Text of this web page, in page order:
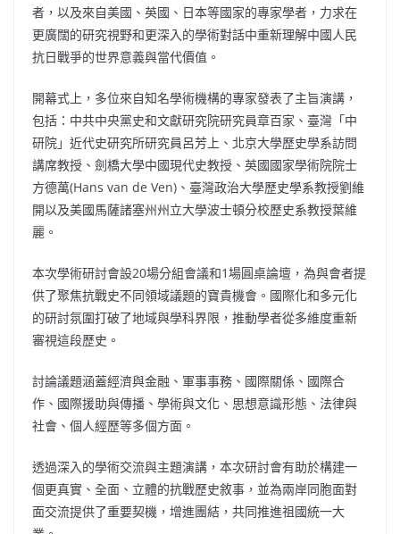
者，以及來自美國、英國、日本等國家的專家學者，力求在
更廣闊的研究視野和更深入的學術對話中重新理解中國人民
抗日戰爭的世界意義與當代價值。
開幕式上，多位來自知名學術機構的專家發表了主旨演講，
包括：中共中央黨史和文獻研究院研究員章百家、臺灣「中
研院」近代史研究所研究員呂芳上、北京大學歷史學系訪問
講席教授、劍橋大學中國現代史教授、英國國家學術院院士
方德萬(Hans van de Ven)、臺灣政治大學歷史學系教授劉維
開以及美國馬薩諸塞州州立大學波士頓分校歷史系教授葉維
麗。
本次學術研討會設20場分組會議和1場圓桌論壇，為與會者提
供了聚焦抗戰史不同領域議題的寶貴機會。國際化和多元化
的研討氛圍打破了地域與學科界限，推動學者從多維度重新
審視這段歷史。
討論議題涵蓋經濟與金融、軍事事務、國際關係、國際合
作、國際援助與傳播、學術與文化、思想意識形態、法律與
社會、個人經歷等多個方面。
透過深入的學術交流與主題演講，本次研討會有助於構建一
個更真實、全面、立體的抗戰歷史敘事，並為兩岸同胞面對
面交流提供了重要契機，增進團結，共同推進祖國統一大